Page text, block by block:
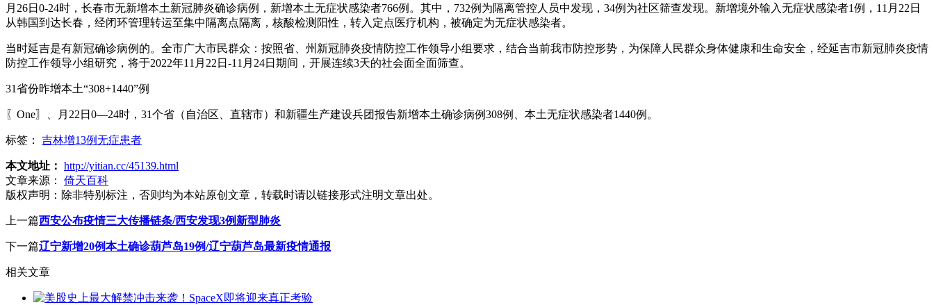
月26日0-24时，长春市无新增本土新冠肺炎确诊病例，新增本土无症状感染者766例。其中，732例为隔离管控人员中发现，34例为社区筛查发现。新增境外输入无症状感染者1例，11月22日
从韩国到达长春，经闭环管理转运至集中隔离点隔离，核酸检测阳性，转入定点医疗机构，被确定为无症状感染者。
当时延吉是有新冠确诊病例的。全市广大市民群众：按照省、州新冠肺炎疫情防控工作领导小组要求，结合当前我市防控形势，为保障人民群众身体健康和生命安全，经延吉市新冠肺炎疫情
防控工作领导小组研究，将于2022年11月22日-11月24日期间，开展连续3天的社会面全面筛查。
31省份昨增本土“308+1440”例
〖One〗、月22日0—24时，31个省（自治区、直辖市）和新疆生产建设兵团报告新增本土确诊病例308例、本土无症状感染者1440例。
标签： 吉林增13例无症患者
本文地址： http://yitian.cc/45139.html
文章来源：
倚天百科
版权声明： 除非特别标注，否则均为本站原创文章，转载时请以链接形式注明文章出处。
上一篇西安公布疫情三大传播链条/西安发现3例新型肺炎
下一篇辽宁新增20例本土确诊葫芦岛19例/辽宁葫芦岛最新疫情通报
相关文章